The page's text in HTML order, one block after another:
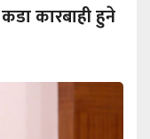
कारबाही हुने